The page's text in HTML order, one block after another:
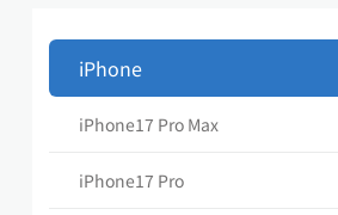
iPhone
iPhone17 Pro Max
iPhone17 Pro